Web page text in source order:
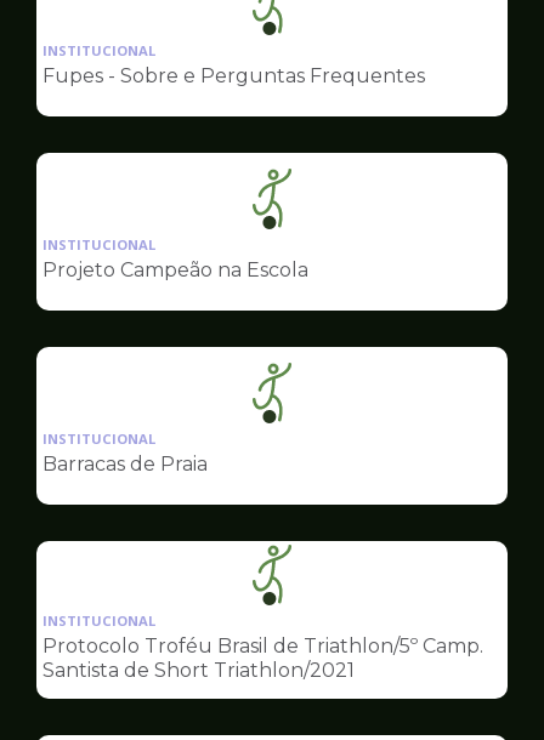
Ilustração
da
pagina
Esportes
INSTITUCIONAL
Fupes - Sobre e Perguntas Frequentes
Ilustração
da
pagina
Esportes
INSTITUCIONAL
Projeto Campeão na Escola
Ilustração
da
Esportes
INSTITUCIONAL
Barracas de Praia
Ilustração
da
pagina
de
Esportes
INSTITUCIONAL
Protocolo Troféu Brasil de Triathlon/5º Camp.
Santista de Short Triathlon/2021